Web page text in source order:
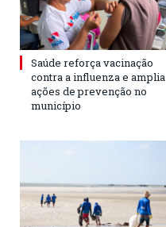
Saúde reforça vacinação
contra a influenza e amplia
ações de prevenção no
município